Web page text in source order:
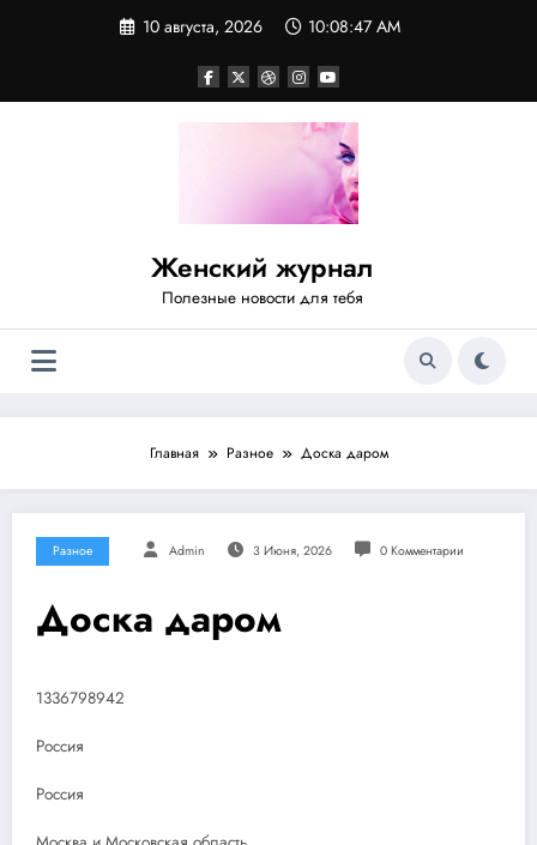
10 августа, 2026 10:08:47 AM
Женский журнал
Полезные новости для тебя
Главная Разное Доска даром
Разное Admin 3 Июня, 2026 0 Комментарии
Доска даром
1336798942
Россия
Россия